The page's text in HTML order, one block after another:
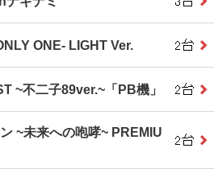
ONE‐ LIGHT Ver.
~不二子89ver.~「PB機」
~未来への咆哮~ PREMIU